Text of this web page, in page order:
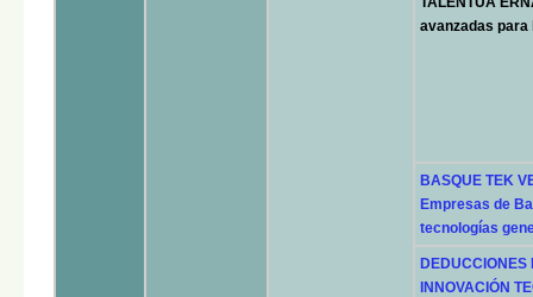
avanzadas
BASQUE TEK
Empresas de
tecnologías
INNOVACIÓN